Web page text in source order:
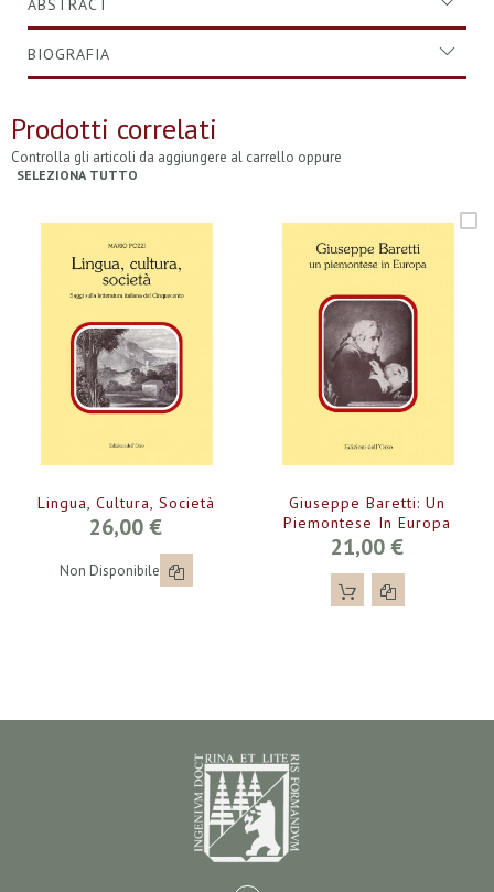
ABSTRACT
BIOGRAFIA
Prodotti correlati
Controlla gli articoli da aggiungere al carrello oppure
SELEZIONA TUTTO
Lingua, Cultura, Società
26,00 €
Non Disponibile
Giuseppe Baretti: Un
Piemontese In Europa
21,00 €